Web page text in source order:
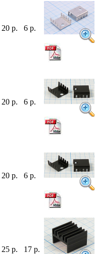
20 р. 6 р.
20 р. 6 р.
20 р. 6 р.
25 р. 17 р.